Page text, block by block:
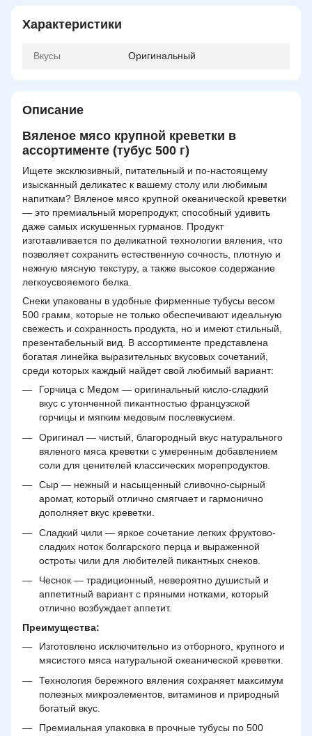
Характеристики
Вкусы Оригинальный
Описание
Вяленое мясо крупной креветки в
ассортименте (тубус 500 г)
Ищете эксклюзивный, питательный и по-настоящему
изысканный деликатес к вашему столу или любимым
напиткам? Вяленое мясо крупной океанической креветки
— это премиальный морепродукт, способный удивить
даже самых искушенных гурманов. Продукт
изготавливается по деликатной технологии вяления, что
позволяет сохранить естественную сочность, плотную и
нежную мясную текстуру, а также высокое содержание
легкоусвояемого белка.
Снеки упакованы в удобные фирменные тубусы весом
500 грамм, которые не только обеспечивают идеальную
свежесть и сохранность продукта, но и имеют стильный,
презентабельный вид. В ассортименте представлена
богатая линейка выразительных вкусовых сочетаний,
среди которых каждый найдет свой любимый вариант:
Горчица с Медом — оригинальный кисло-сладкий
вкус с утонченной пикантностью французской
горчицы и мягким медовым послевкусием.
Оригинал — чистый, благородный вкус натурального
вяленого мяса креветки с умеренным добавлением
соли для ценителей классических морепродуктов.
Сыр — нежный и насыщенный сливочно-сырный
аромат, который отлично смягчает и гармонично
дополняет вкус креветки.
Сладкий чили — яркое сочетание легких фруктово-
сладких ноток болгарского перца и выраженной
остроты чили для любителей пикантных снеков.
Чеснок — традиционный, невероятно душистый и
аппетитный вариант с пряными нотками, который
отлично возбуждает аппетит.
Преимущества:
Изготовлено исключительно из отборного, крупного и
мясистого мяса натуральной океанической креветки.
Технология бережного вяления сохраняет максимум
полезных микроэлементов, витаминов и природный
богатый вкус.
Премиальная упаковка в прочные тубусы по 500